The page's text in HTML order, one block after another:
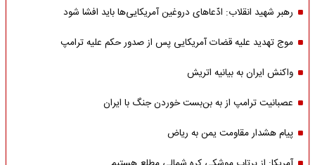
رهبر شهید انقلاب: ادّعاهای دروغین آمریکایی‌ها باید افشا شود
موج تهدید علیه قضات آمریکایی پس از صدور حکم علیه ترامپ
واکنش ایران به بیانیه اتریش
عصبانیت ترامپ از به بن‌بست خوردن جنگ با ایران
پیام هشدار مقاومت یمن به ریاض